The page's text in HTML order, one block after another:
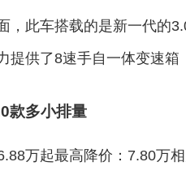
，此车搭载的是新一代的
提供了8速手自一体变速
款多小排量
万起最高降价：7.80万